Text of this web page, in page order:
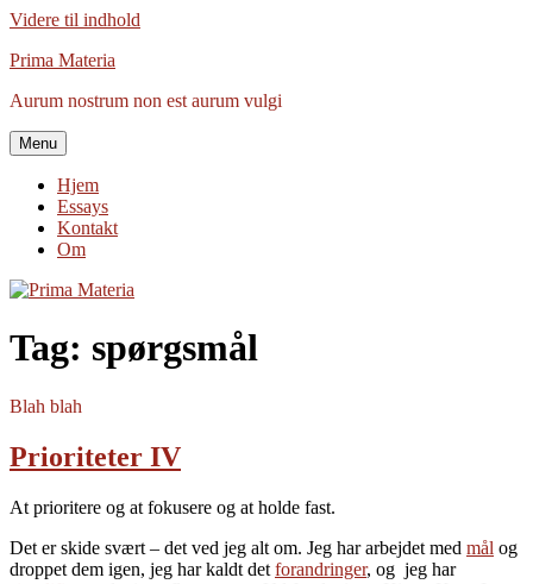
Videre til indhold
Prima Materia
Aurum nostrum non est aurum vulgi
Menu
Hjem
Essays
Kontakt
Om
Tag: spørgsmål
Blah blah
Prioriteter IV
At prioritere og at fokusere og at holde fast.
Det er skide svært – det ved jeg alt om. Jeg har arbejdet med mål og
droppet dem igen, jeg har kaldt det forandringer, og jeg har